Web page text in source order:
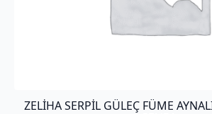
ZELİHA SERPİL GÜLEÇ FÜME